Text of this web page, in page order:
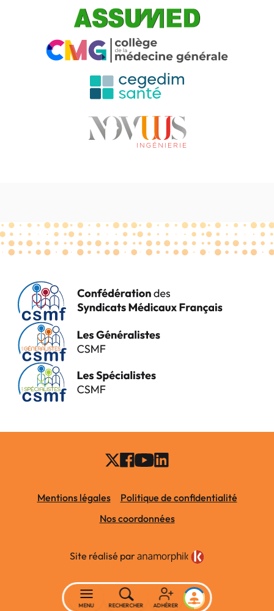
Mentions légales
Politique de confidentialité
Nos coordonnées
Site réalisé par
MENU RECHERCHER ADHÉRER